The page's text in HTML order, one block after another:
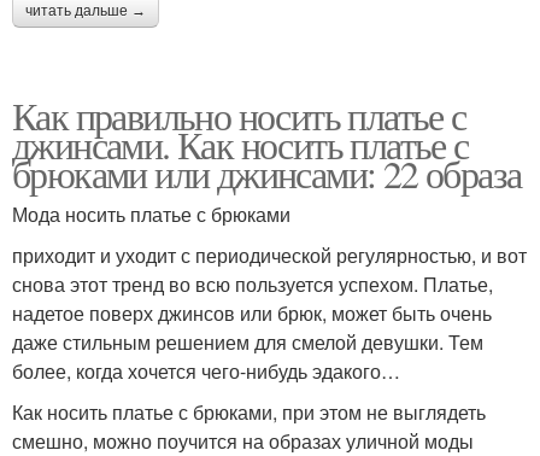
читать дальше →
Как правильно носить платье с
джинсами. Как носить платье с
брюками или джинсами: 22 образа
Мода носить платье с брюками
приходит и уходит с периодической регулярностью, и вот
снова этот тренд во всю пользуется успехом. Платье,
надетое поверх джинсов или брюк, может быть очень
даже стильным решением для смелой девушки. Тем
более, когда хочется чего-нибудь эдакого…
Как носить платье с брюками, при этом не выглядеть
смешно, можно поучится на образах уличной моды